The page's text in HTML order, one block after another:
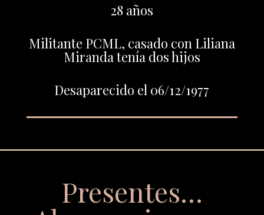
28 años
Militante PCML, casado con Liliana
Miranda tenía dos hijos
Desaparecido el 06/12/1977
Presentes…